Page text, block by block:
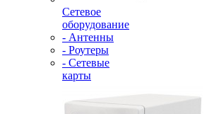
Сетевое
оборудование
- Антенны
- Роутеры
- Сетевые
карты